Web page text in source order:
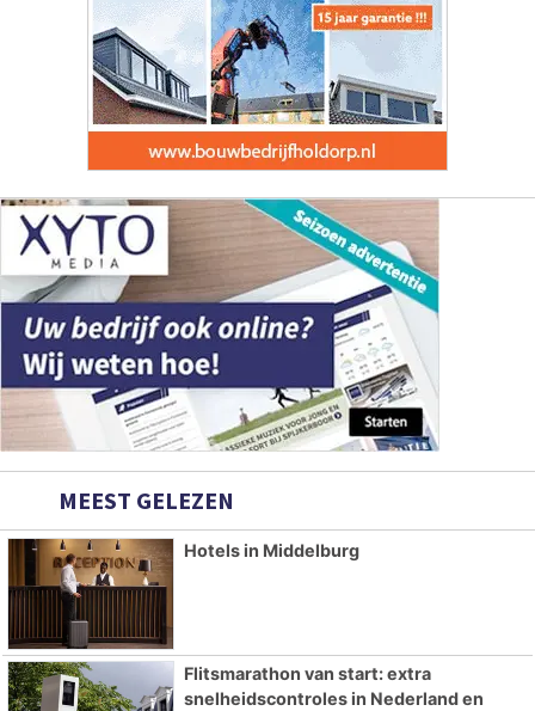
MEEST GELEZEN
Hotels in Middelburg
Flitsmarathon van start: extra
snelheidscontroles in Nederland en